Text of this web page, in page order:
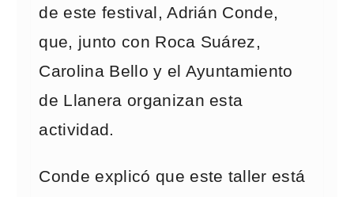
de este festival, Adrián Conde,
que, junto con Roca Suárez,
Carolina Bello y el Ayuntamiento
de Llanera organizan esta
actividad.
Conde explicó que este taller está